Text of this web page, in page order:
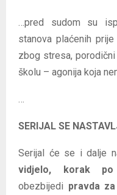
…pred sudom su
stanova plaćenih
zbog stresa,
školu – agonija koja
SERIJAL SE
Serijal će se i dalje
vidjelo, korak
obezbijedi pravda